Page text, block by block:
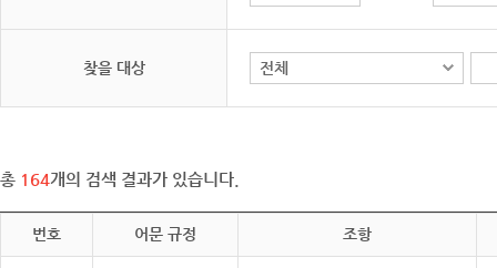
찾을 대상
총 164개의 검색 결과가 있습니다.
번호 어문 규정 조항